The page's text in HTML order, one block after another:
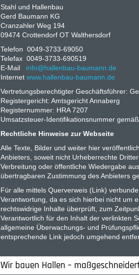
Stahl und Hallenbau
Gerd Baumann KG
Cranzahler Weg 194
09474 Crottendorf OT Walthersdorf
Telefon 0049-3733-69050
Telefax 0049-3733-690519
E-Mail info@hallenbau-baumann.de
Internet www.hallenbau-baumann.de
Vertretungsberechtigter Geschäftsführer:
Registergericht: Amtsgericht Annaberg
Registernummer: HRA 7207
Umsatzsteuer-Identifikationsnummer
Rechtliche Hinweise zur Webseite
Alle Texte, Bilder und weiter hier
Anbieters, soweit nicht Urheberrechte
Verbreitung oder öffentliche Wiedergabe
übertragbaren Zustimmung des Anbieters
Für alle mittels Querverweis (Link)
Verantwortung, da es sich hierbei nicht um
rechtswidrige Inhalte überprüft, zum
Verantwortlich für den Inhalt der verlinkten
allgemeine Überwachungs- und
entsprechende Link jedoch umgehend
Wir bauen Hallen –